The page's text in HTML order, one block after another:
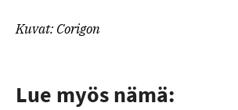
Kuvat: Corigon
Lue myös nämä: